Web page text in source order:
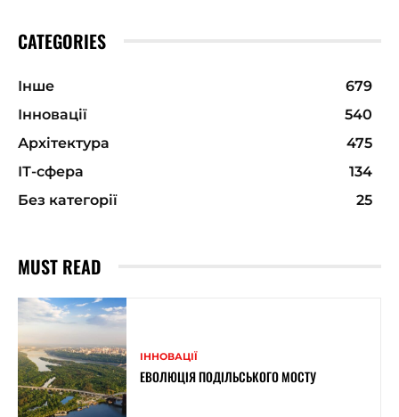
CATEGORIES
Інше
679
Інновації
540
Архітектура
475
ІТ-сфера
134
Без категорії
25
MUST READ
ІННОВАЦІЇ
ЕВОЛЮЦІЯ ПОДІЛЬСЬКОГО МОСТУ